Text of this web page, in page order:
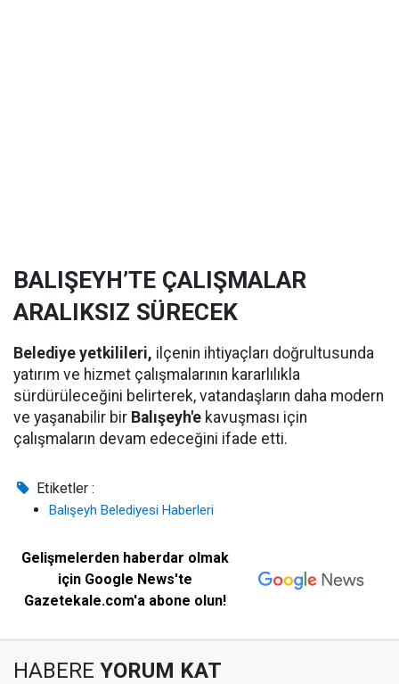
BALIŞEYH’TE ÇALIŞMALAR
ARALIKSIZ SÜRECEK
Belediye yetkilileri, ilçenin ihtiyaçları doğrultusunda
yatırım ve hizmet çalışmalarının kararlılıkla
sürdürüleceğini belirterek, vatandaşların daha modern
ve yaşanabilir bir Balışeyh'e kavuşması için
çalışmaların devam edeceğini ifade etti.
Etiketler :
Balışeyh Belediyesi Haberleri
Gelişmelerden haberdar olmak
için Google News'te
Gazetekale.com'a abone olun!
HABERE YORUM KAT